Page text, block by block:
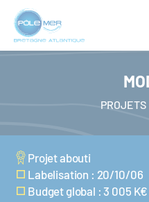
Panneau de gestion des cookies
Aller
contenu
Projet abouti
Labelisation : 20/10/06
Budget global : 3 005 K€